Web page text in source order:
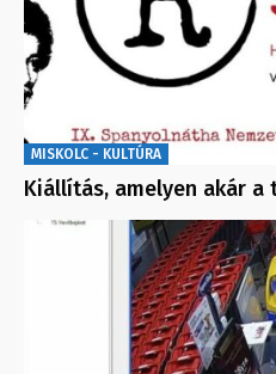
MISKOLC - KULTÚRA
Kiállítás, amelyen akár